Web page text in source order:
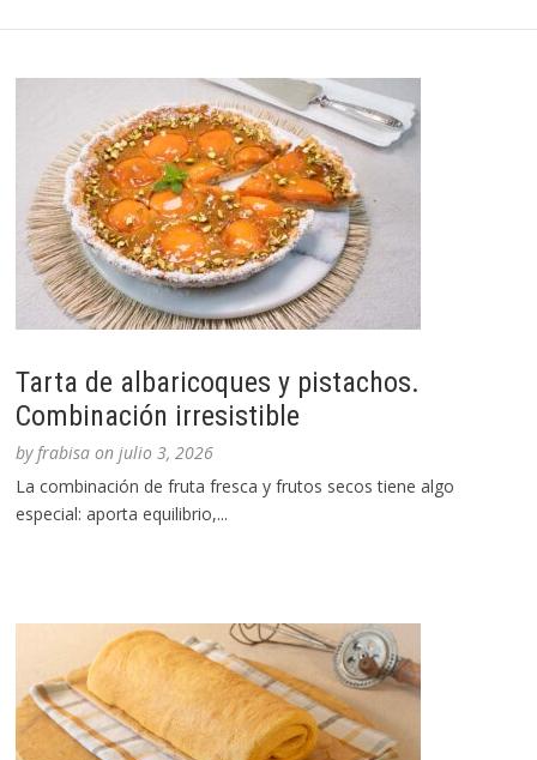
Tarta de albaricoques y pistachos.
Combinación irresistible
byfrabisa onjulio 3, 2026
La combinación de fruta fresca y frutos secos tiene algo
especial: aporta equilibrio,...